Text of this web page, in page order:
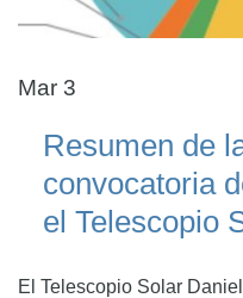
Mar 3
Resumen de
convocatoria
el Telescopio
El Telescopio Solar